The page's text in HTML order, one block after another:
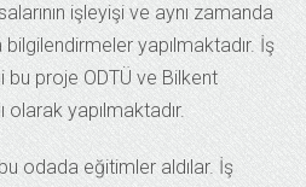
işleyişi ve aynı zamanda
yapılmaktadır. İş
bu proje ODTÜ ve Bilkent
yapılmaktadır.
odada eğitimler aldılar. İş